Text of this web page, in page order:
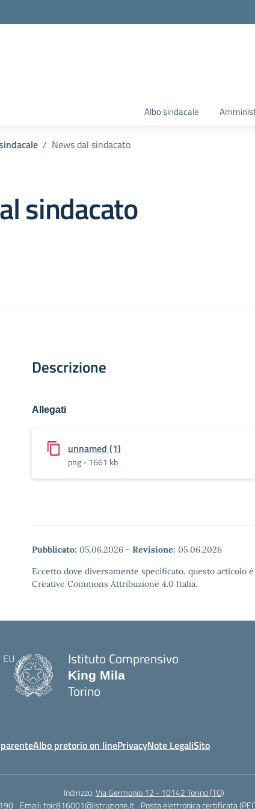
Albo sindacale
News dal sindacato
sindacato
Descrizione
Allegati
unnamed (1)
png - 1661 kb
Pubblicato: 05.06.2026 - Revisione: 05.06.2026
Eccetto dove diversamente specificato, questo articolo
Creative Commons Attribuzione 4.0 Italia.
Istituto Comprensivo
King Mila
Torino
Albo pretorio on linePrivacyNote LegaliSito
Indirizzo:Via Germonio 12 - 10142 Torino (TO)
Email:toic816001@istruzione.it Posta elettronica certificata